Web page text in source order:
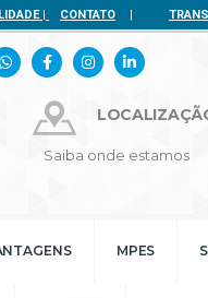
| CONTATO |
Saiba onde estamos
MPES